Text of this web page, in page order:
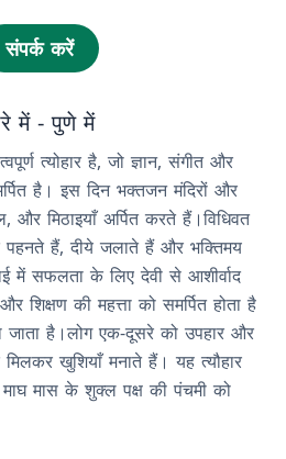
संपर्क करें
में - पुणे में
त्योहार है, जो ज्ञान, संगीत और
है। इस दिन भक्तजन मंदिरों और
मिठाइयाँ अर्पित करते हैं।विधिवत
पहनते हैं, दीये जलाते हैं और भक्तिमय
में सफलता के लिए देवी से आशीर्वाद
शिक्षण की महत्ता को समर्पित होता है
है।लोग एक-दूसरे को उपहार और
खुशियाँ मनाते हैं। यह त्यौहार
मास के शुक्ल पक्ष की पंचमी को